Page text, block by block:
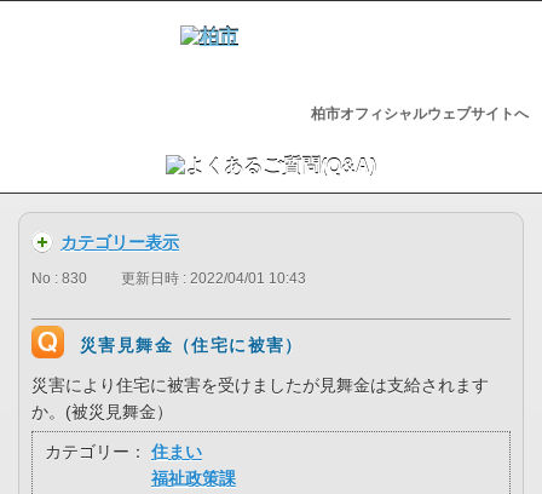
柏市オフィシャルウェブサイトへ
カテゴリー表示
No : 830 更新日時 : 2022/04/01 10:43
災害見舞金（住宅に被害）
災害により住宅に被害を受けましたが見舞金は支給されます
か。(被災見舞金）
カテゴリー：
住まい
福祉政策課